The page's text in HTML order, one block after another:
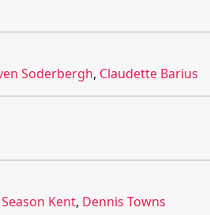
Soderbergh, Claudette Barius
Season Kent, Dennis Towns